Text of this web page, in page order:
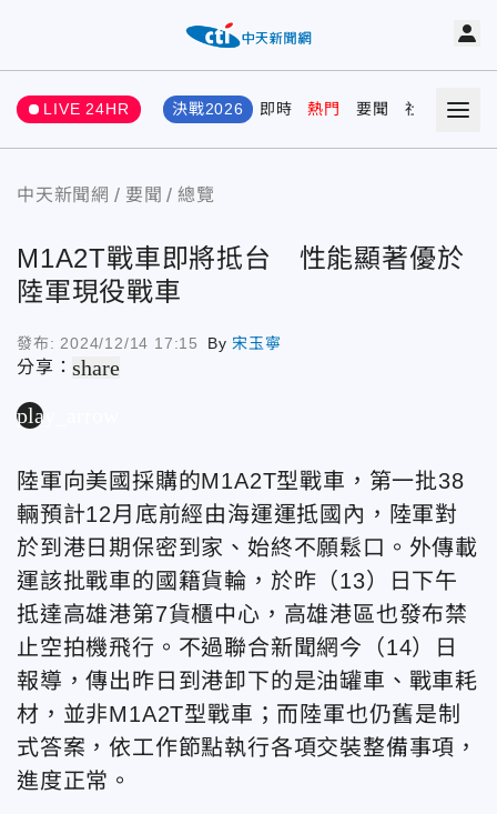
LIVE 24HR 決戰2026 即時 熱門 要聞 社會 娛樂
中天新聞網 要聞 總覽
M1A2T戰車即將抵台 性能顯著優於
陸軍現役戰車
發布: 2024/12/14 17:15 By 宋玉寧
分享：share
play_arrow
陸軍向美國採購的M1A2T型戰車，第一批38
輛預計12月底前經由海運運抵國內，陸軍對
於到港日期保密到家、始終不願鬆口。外傳載
運該批戰車的國籍貨輪，於昨（13）日下午
抵達高雄港第7貨櫃中心，高雄港區也發布禁
止空拍機飛行。不過聯合新聞網今（14）日
報導，傳出昨日到港卸下的是油罐車、戰車耗
材，並非M1A2T型戰車；而陸軍也仍舊是制
式答案，依工作節點執行各項交裝整備事項，
進度正常。